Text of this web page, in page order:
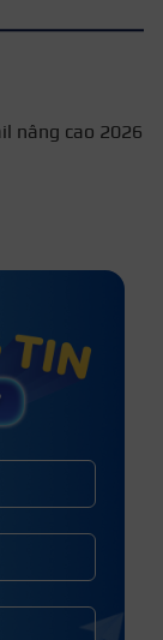
cao 2026
hoa đơn